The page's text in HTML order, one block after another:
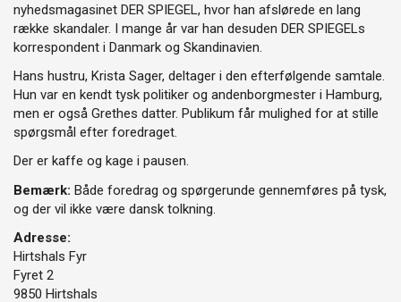
nyhedsmagasinet DER SPIEGEL, hvor han afslørede en lang
række skandaler. I mange år var han desuden DER SPIEGELs
korrespondent i Danmark og Skandinavien.
Hans hustru, Krista Sager, deltager i den efterfølgende samtale.
Hun var en kendt tysk politiker og andenborgmester i Hamburg,
men er også Grethes datter. Publikum får mulighed for at stille
spørgsmål efter foredraget.
Der er kaffe og kage i pausen.
Bemærk: Både foredrag og spørgerunde gennemføres på tysk,
og der vil ikke være dansk tolkning.
Adresse:
Hirtshals Fyr
Fyret 2
9850 Hirtshals